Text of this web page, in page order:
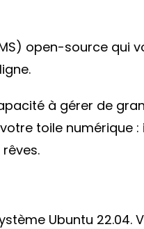
open-source qui
à gérer de
toile numérique
Ubuntu 22.04.